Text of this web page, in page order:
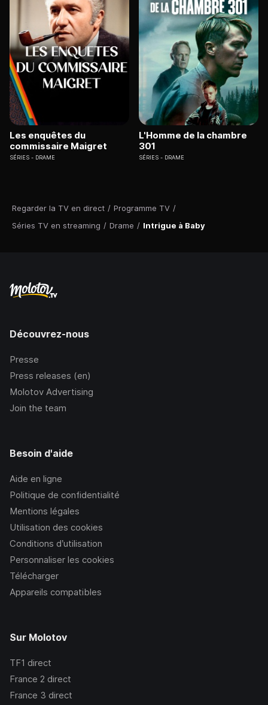
Regarder la TV en direct / Programme TV /
Séries TV en streaming / Drame / Intrigue à Baby
Les enquêtes du
commissaire Maigret
SÉRIES DRAME
L'Homme de la chambre
301
SÉRIES DRAME
Découvrez-nous
Presse
Press releases (en)
Molotov Advertising
Join the team
Besoin d'aide
Aide en ligne
Politique de confidentialité
Mentions légales
Utilisation des cookies
Conditions d’utilisation
Personnaliser les cookies
Télécharger
Appareils compatibles
Sur Molotov
TF1 direct
France 2 direct
France 3 direct